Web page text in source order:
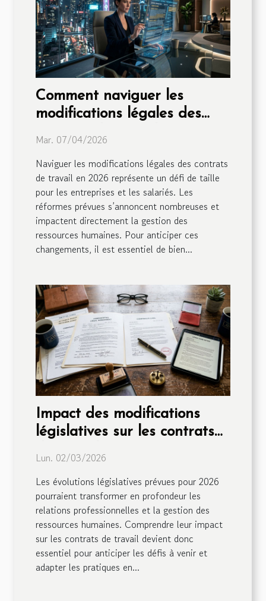
Comment naviguer les
modifications légales des
Mar. 07/04/2026
Naviguer les modifications légales des contrats
de travail en 2026 représente un défi de taille
pour les entreprises et les salariés. Les
réformes prévues s’annoncent nombreuses et
impactent directement la gestion des
ressources humaines. Pour anticiper ces
changements, il est essentiel de bien...
Impact des modifications
législatives sur les contrats
de travail en 2026
Lun. 02/03/2026
Les évolutions législatives prévues pour 2026
pourraient transformer en profondeur les
relations professionnelles et la gestion des
ressources humaines. Comprendre leur impact
sur les contrats de travail devient donc
essentiel pour anticiper les défis à venir et
adapter les pratiques en...